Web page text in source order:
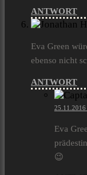
ANTWORT
Eva Green
ebenso nicht
ANTWORT
Eva
😉